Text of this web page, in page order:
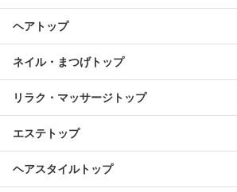
ヘアトップ
ネイル・まつげトップ
リラク・マッサージトップ
エステトップ
ヘアスタイルトップ